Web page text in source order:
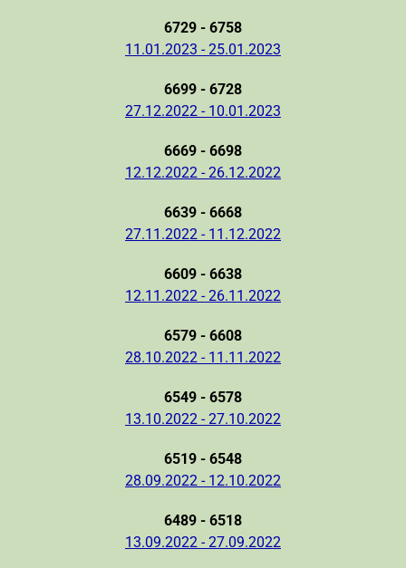
6729 - 6758
11.01.2023 - 25.01.2023
6699 - 6728
27.12.2022 - 10.01.2023
6669 - 6698
12.12.2022 - 26.12.2022
6639 - 6668
27.11.2022 - 11.12.2022
6609 - 6638
12.11.2022 - 26.11.2022
6579 - 6608
28.10.2022 - 11.11.2022
6549 - 6578
13.10.2022 - 27.10.2022
6519 - 6548
28.09.2022 - 12.10.2022
6489 - 6518
13.09.2022 - 27.09.2022